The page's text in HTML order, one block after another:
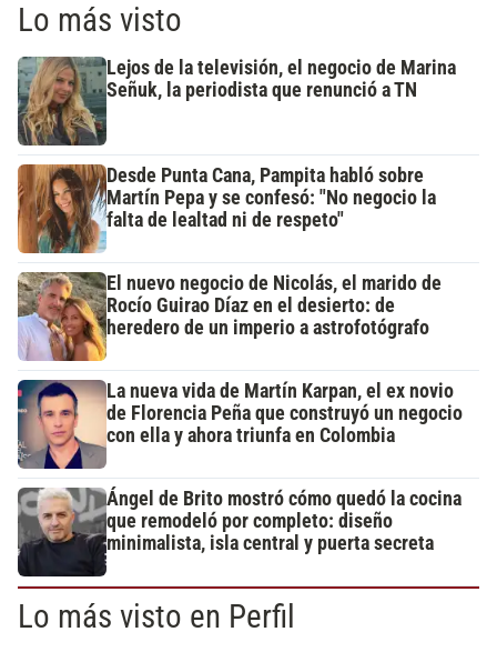
Lo más visto
Lejos de la televisión, el negocio de Marina
Señuk, la periodista que renunció a TN
Desde Punta Cana, Pampita habló sobre
Martín Pepa y se confesó: "No negocio la
falta de lealtad ni de respeto"
El nuevo negocio de Nicolás, el marido de
Rocío Guirao Díaz en el desierto: de
heredero de un imperio a astrofotógrafo
La nueva vida de Martín Karpan, el ex novio
de Florencia Peña que construyó un negocio
con ella y ahora triunfa en Colombia
Ángel de Brito mostró cómo quedó la cocina
que remodeló por completo: diseño
minimalista, isla central y puerta secreta
Lo más visto en Perfil